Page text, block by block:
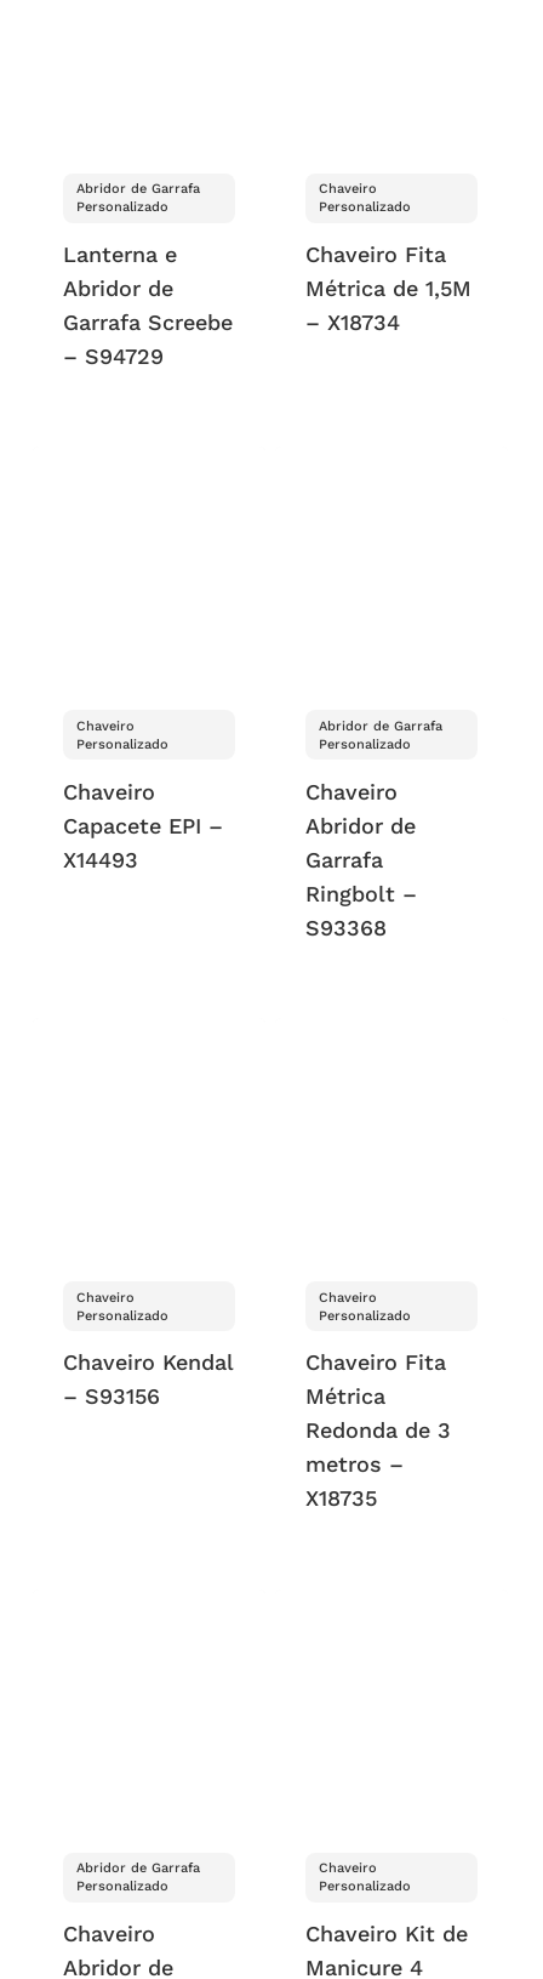
Abridor de Garrafa
Personalizado
Lanterna e
Abridor de
Garrafa Screebe
– S94729
Chaveiro
Personalizado
Chaveiro Fita
Métrica de 1,5M
– X18734
Chaveiro
Personalizado
Chaveiro
Capacete EPI –
X14493
Abridor de Garrafa
Personalizado
Chaveiro
Abridor de
Garrafa
Ringbolt –
S93368
Chaveiro
Personalizado
Chaveiro Kendal
– S93156
Chaveiro
Personalizado
Chaveiro Fita
Métrica
Redonda de 3
metros –
X18735
Abridor de Garrafa
Personalizado
Chaveiro
Abridor de
Chaveiro
Personalizado
Chaveiro Kit de
Manicure 4